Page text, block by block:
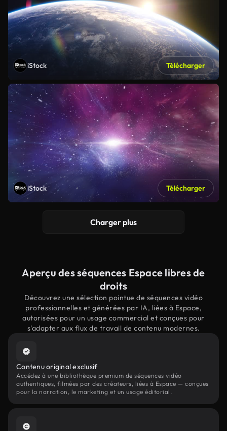
iStock Télécharger
iStock Télécharger
Charger plus
Aperçu des séquences Espace libres de
droits
Découvrez une sélection pointue de séquences vidéo
professionnelles et générées par IA, liées à Espace,
autorisées pour un usage commercial et conçues pour
s'adapter aux flux de travail de contenu modernes.
Contenu original exclusif
Accédez à une bibliothèque premium de séquences vidéo
authentiques, filmées par des créateurs, liées à Espace — conçues
pour la narration, le marketing et un usage éditorial.